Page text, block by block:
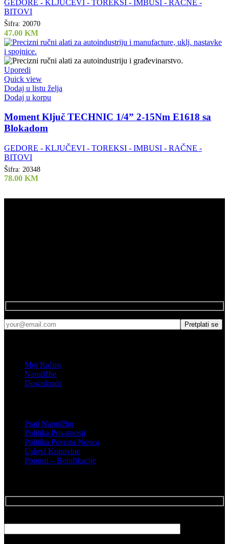
GEDORE - KLJUČEVI - TOREKSI - IMBUSI - RAČNE -
BITOVI
Šifra: 20070
47.00 KM
Uporedi
Quick view
Dodaj u listu želja
Dodaj u korpu
Moment Ključ TECHNIC 1/4” 2-15Nm E1618 sa
Blokadom
GEDORE - KLJUČEVI - TOREKSI - IMBUSI - RAČNE -
BITOVI
Šifra: 20348
78.00 KM
Moj Račun
Narudžbe
Downloads
Prati Narudžbu
Politika Privatnosti
Politika Povrata Novca
Uslovi Kupovine
Popusti – Bonifikacije